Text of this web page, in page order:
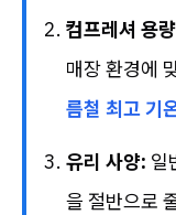
컴프레셔 용
매장 환경에
름철 최고 기
유리 사양: 일
을 절반으로